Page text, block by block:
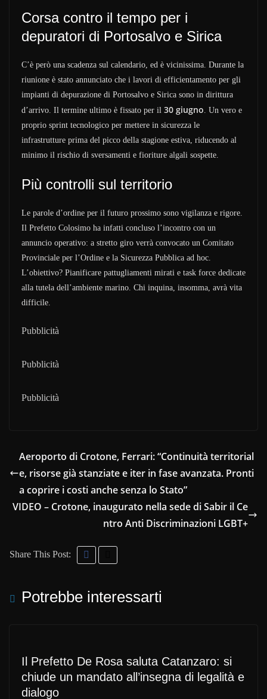
Corsa contro il tempo per i
depuratori di Portosalvo e Sirica
C’è però una scadenza sul calendario, ed è vicinissima. Durante la
riunione è stato annunciato che i lavori di efficientamento per gli
impianti di depurazione di Portosalvo e Sirica sono in dirittura
d’arrivo. Il termine ultimo è fissato per il 30 giugno . Un vero e
proprio sprint tecnologico per mettere in sicurezza le
infrastrutture prima del picco della stagione estiva, riducendo al
minimo il rischio di sversamenti e fioriture algali sospette.
Più controlli sul territorio
Le parole d’ordine per il futuro prossimo sono vigilanza e rigore.
Il Prefetto Colosimo ha infatti concluso l’incontro con un
annuncio operativo: a stretto giro verrà convocato un Comitato
Provinciale per l’Ordine e la Sicurezza Pubblica ad hoc.
L’obiettivo? Pianificare pattugliamenti mirati e task force dedicate
alla tutela dell’ambiente marino. Chi inquina, insomma, avrà vita
difficile.
Pubblicità
Pubblicità
Pubblicità
Aeroporto di Crotone, Ferrari: “Continuità territorial
e, risorse già stanziate e iter in fase avanzata. Pronti
a coprire i costi anche senza lo Stato”
VIDEO – Crotone, inaugurato nella sede di Sabir il Ce
ntro Anti Discriminazioni LGBT+
Share This Post:
Potrebbe interessarti
Il Prefetto De Rosa saluta Catanzaro: si
chiude un mandato all’insegna di legalità e
dialogo